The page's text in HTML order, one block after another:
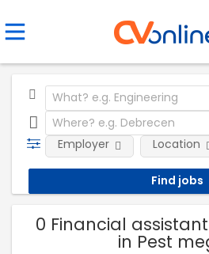
Employer Location
0 Financial
in Pest